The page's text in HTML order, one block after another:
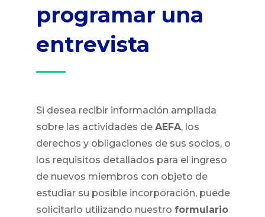
programar una
entrevista
Si desea recibir información ampliada
sobre las actividades de AEFA, los
derechos y obligaciones de sus socios, o
los requisitos detallados para el ingreso
de nuevos miembros con objeto de
estudiar su posible incorporación, puede
solicitarlo utilizando nuestro formulario